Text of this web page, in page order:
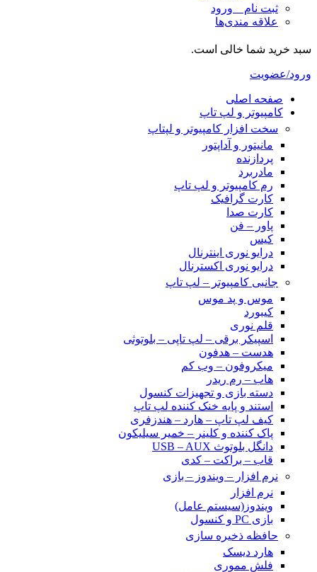
ثبت نام _ ورود
علاقه مندی‌ها
سبد خرید شما خالی است.
ورود/عضویت
صفحه اصلی
کامپیوتر و‌‌‌‌‌ لپ تاپ
سخت افزار کامپیوتر و لپتاپ
مانیتور و آداپتور
پردازنده
مادربرد
رم کامپیوتر و لپ تاپ
کارت گرافیک
کارت صدا
پاور – فن
کیس
درایو نوری اینترنال
درایو نوری اکسترنال
جانبی کامپیوتر – لپ تاپ
موس و پد موس
کیبورد
قلم نوری
اسپیکر برقی – لپ تاپی – بلوتوثی
هدست – هدفون
میکروفون – وب کم
هاب – رم ریدر
دسته بازی و تجهیزات کنسول
استند و پایه خنک کننده لپ تاپ
کیف لپ تاپ – هارد – هندزفری
پاک کننده و کلینر – خمیر سیلیکون
دانگل بلوتوث USB – AUX
قاب – براکت – کدی
نرم افزار – ویندوز – بازی
نرم افزار
ویندوز(سیستم عامل)
بازی PC و کنسول
حافظه ذخیره سازی
هارد دیسک
فلش مموری